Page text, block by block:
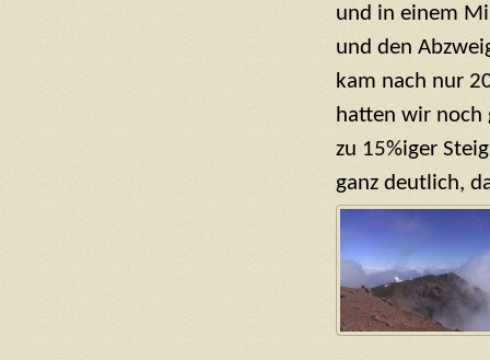
und in einem
und den
kam nach nur
hatten wir noch
zu 15%iger
ganz deutlich,